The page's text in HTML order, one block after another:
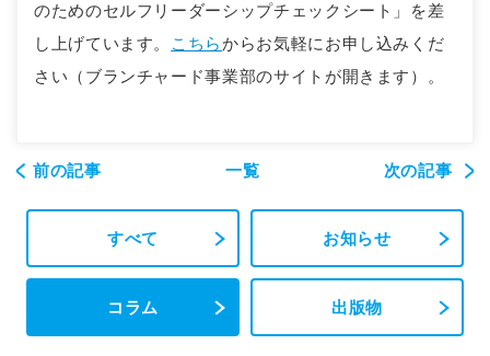
のためのセルフリーダーシップチェックシート」を差
し上げています。
こちらからお気軽にお申し込みくだ
さい（ブランチャード事業部のサイトが開きます）。
前の記事 一覧 次の記事
すべて お知らせ
コラム 出版物